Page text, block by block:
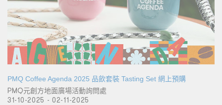
PMQ Coffee Agenda 2025 品飲套裝 Tasting Set 網上預購
PMQ元創方地面廣場活動詢問處
31-10-2025 - 02-11-2025